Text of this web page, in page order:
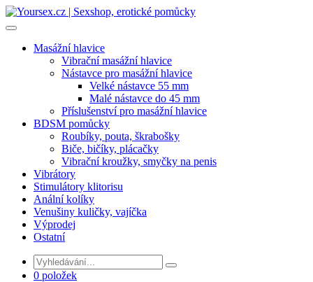
Přejít
k
Masážní hlavice
Vibrační masážní hlavice
Nástavce pro masážní hlavice
Velké nástavce 55 mm
Malé nástavce do 45 mm
Příslušenství pro masážní hlavice
BDSM pomůcky
Roubíky, pouta, škrabošky
Biče, bičíky, plácačky
Vibrační kroužky, smyčky na penis
Vibrátory
Stimulátory klitorisu
Anální kolíky
Venušiny kuličky, vajíčka
Výprodej
Ostatní
0 položek